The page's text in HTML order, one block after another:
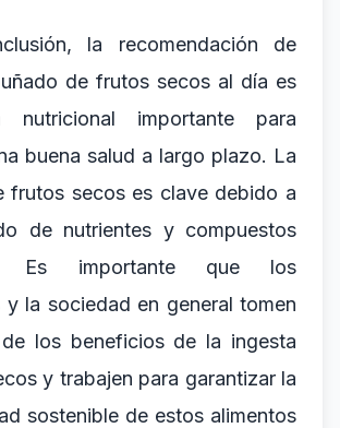
la recomendación de
de frutos secos al día es
nutricional importante para
buena salud a largo plazo. La
frutos secos es clave debido a
de nutrientes y compuestos
Es importante que los
y la sociedad en general tomen
los beneficios de la ingesta
y trabajen para garantizar la
sostenible de estos alimentos